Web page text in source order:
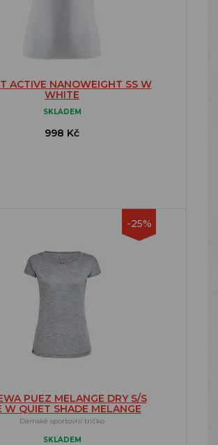
ACTIVE NANOWEIGHT SS W
WHITE
SKLADEM
998 Kč
-25%
PUEZ MELANGE DRY S/S
W QUIET SHADE MELANGE
Dámské sportovní tričko
SKLADEM